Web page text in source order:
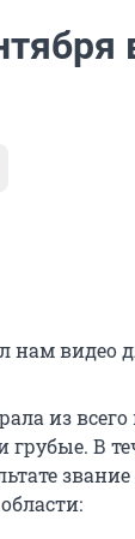
нам видео
из
В